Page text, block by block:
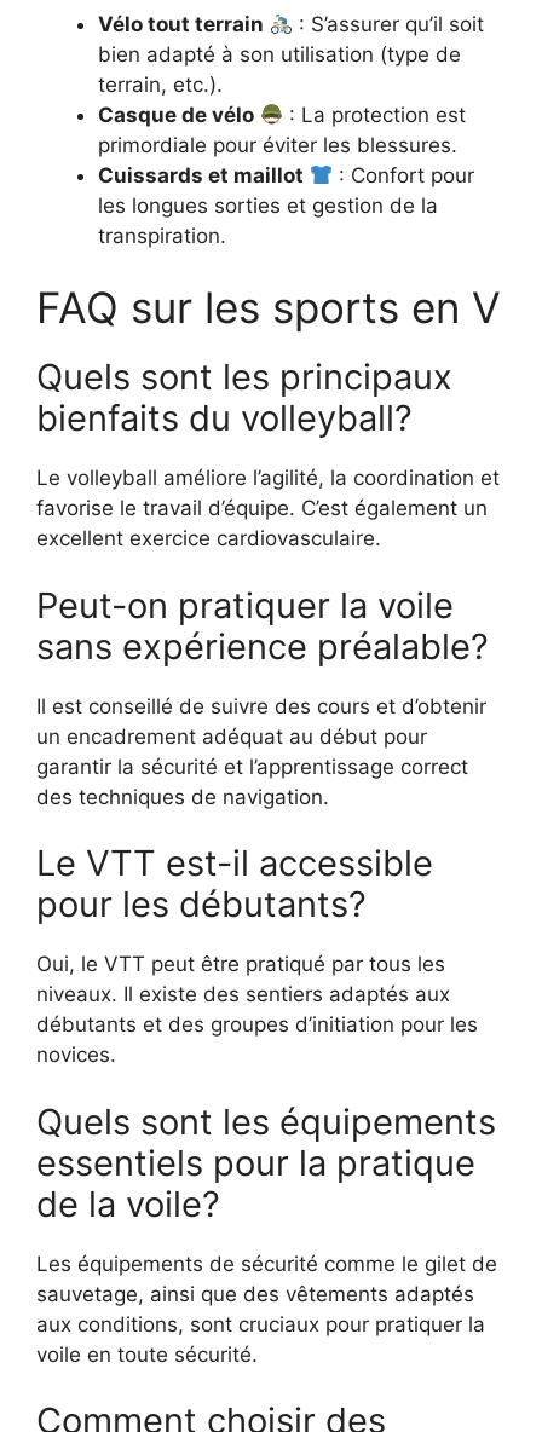
Vélo tout terrain
: S’assurer qu’il soit
bien adapté à son utilisation (type de
terrain, etc.).
Casque de vélo
: La protection est
primordiale pour éviter les blessures.
Cuissards et maillot
: Confort pour
les longues sorties et gestion de la
transpiration.
FAQ sur les sports en V
Quels sont les principaux
bienfaits du volleyball?
Le volleyball améliore l’agilité, la coordination et
favorise le travail d’équipe. C’est également un
excellent exercice cardiovasculaire.
Peut-on pratiquer la voile
sans expérience préalable?
Il est conseillé de suivre des cours et d’obtenir
un encadrement adéquat au début pour
garantir la sécurité et l’apprentissage correct
des techniques de navigation.
Le VTT est-il accessible
pour les débutants?
Oui, le VTT peut être pratiqué par tous les
niveaux. Il existe des sentiers adaptés aux
débutants et des groupes d’initiation pour les
novices.
Quels sont les équipements
essentiels pour la pratique
de la voile?
Les équipements de sécurité comme le gilet de
sauvetage, ainsi que des vêtements adaptés
aux conditions, sont cruciaux pour pratiquer la
voile en toute sécurité.
Comment choisir des